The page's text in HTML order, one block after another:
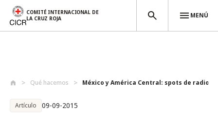
COMITÉ INTERNACIONAL DE
LA CRUZ ROJA
MENÚ
Qué hacemos México y América Central: spots de radio...
Artículo 09-09-2015